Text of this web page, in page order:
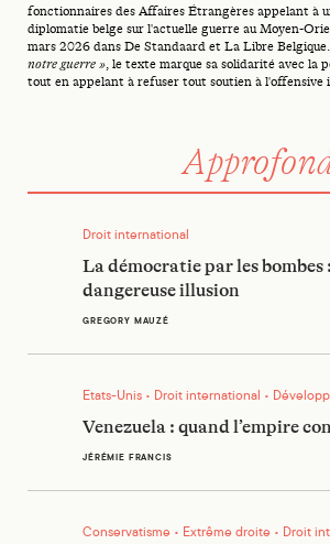
Droit international
La démocratie par les bombes
dangereuse illusion
GREGORY MAUZÉ
Etats-Unis • Droit international •
Venezuela : quand l’empire
JÉRÉMIE FRANCIS
Conservatisme • Extrême droite • Droit
fonctionnaires des Affaires Étrangères appelant à
diplomatie belge sur l'actuelle guerre au Moyen-
mars 2026 dans De Standaard et La Libre
notre guerre », le texte marque sa solidarité avec la
tout en appelant à refuser tout soutien à l'offensive